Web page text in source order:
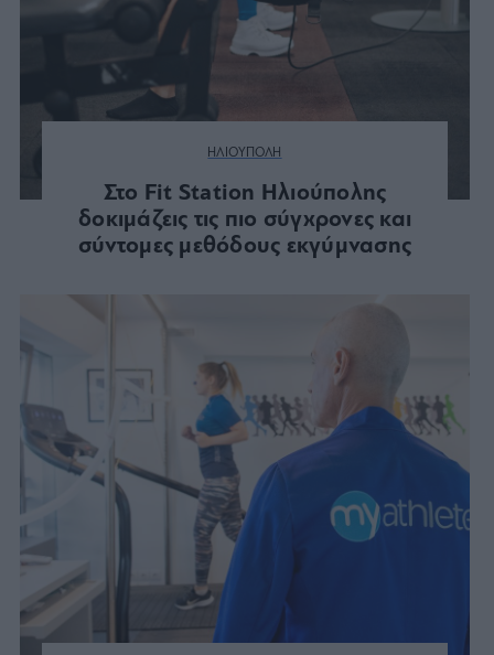
ΗΛΙΟΥΠΟΛΗ
Στο Fit Station Ηλιούπολης
δοκιμάζεις τις πιο σύγχρονες και
σύντομες μεθόδους εκγύμνασης